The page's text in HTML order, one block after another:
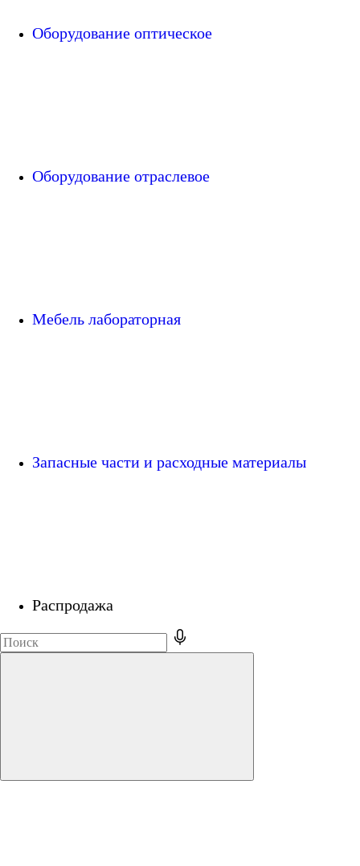
Оборудование оптическое
Оборудование отраслевое
Мебель лабораторная
Запасные части и расходные материалы
Распродажа